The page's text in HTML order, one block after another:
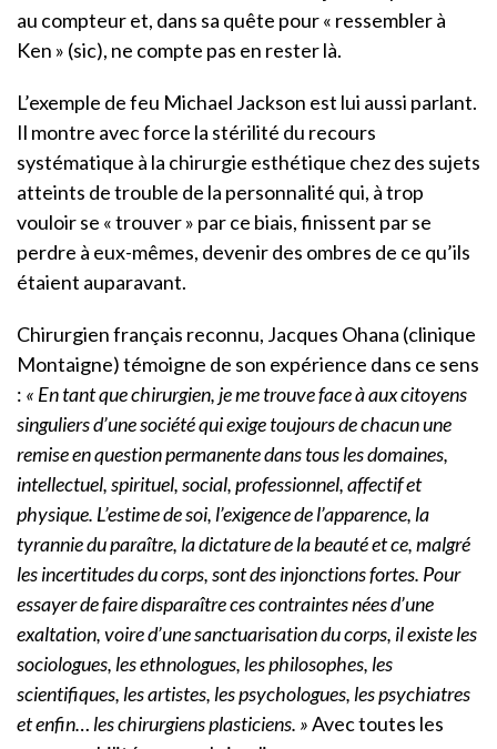
au compteur et, dans sa quête pour « ressembler à
Ken » (sic), ne compte pas en rester là.
L’exemple de feu Michael Jackson est lui aussi parlant.
Il montre avec force la stérilité du recours
systématique à la chirurgie esthétique chez des sujets
atteints de trouble de la personnalité qui, à trop
vouloir se « trouver » par ce biais, finissent par se
perdre à eux-mêmes, devenir des ombres de ce qu’ils
étaient auparavant.
Chirurgien français reconnu, Jacques Ohana (clinique
Montaigne) témoigne de son expérience dans ce sens
: « En tant que chirurgien, je me trouve face à aux citoyens
singuliers d’une société qui exige toujours de chacun une
remise en question permanente dans tous les domaines,
intellectuel, spirituel, social, professionnel, affectif et
physique. L’estime de soi, l’exigence de l’apparence, la
tyrannie du paraître, la dictature de la beauté et ce, malgré
les incertitudes du corps, sont des injonctions fortes. Pour
essayer de faire disparaître ces contraintes nées d’une
exaltation, voire d’une sanctuarisation du corps, il existe les
sociologues, les ethnologues, les philosophes, les
scientifiques, les artistes, les psychologues, les psychiatres
et enfin… les chirurgiens plasticiens. »Avec toutes les